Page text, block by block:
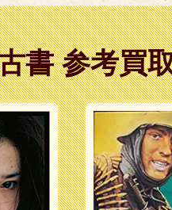
書 参考買